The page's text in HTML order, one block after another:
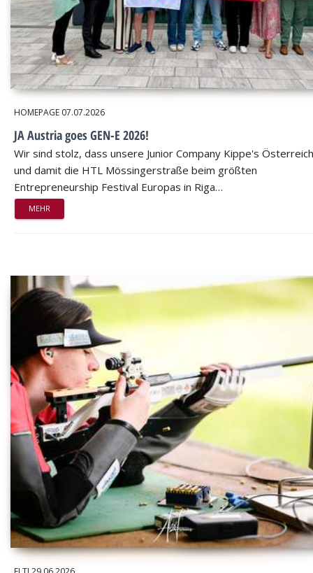
HOMEPAGE 07.07.2026
JA Austria goes GEN-E 2026!
Wir sind stolz, dass unsere Junior Company Kippe's Österreich
und damit die HTL Mössingerstraße beim größten
Entrepreneurship Festival Europas in Riga…
MEHR